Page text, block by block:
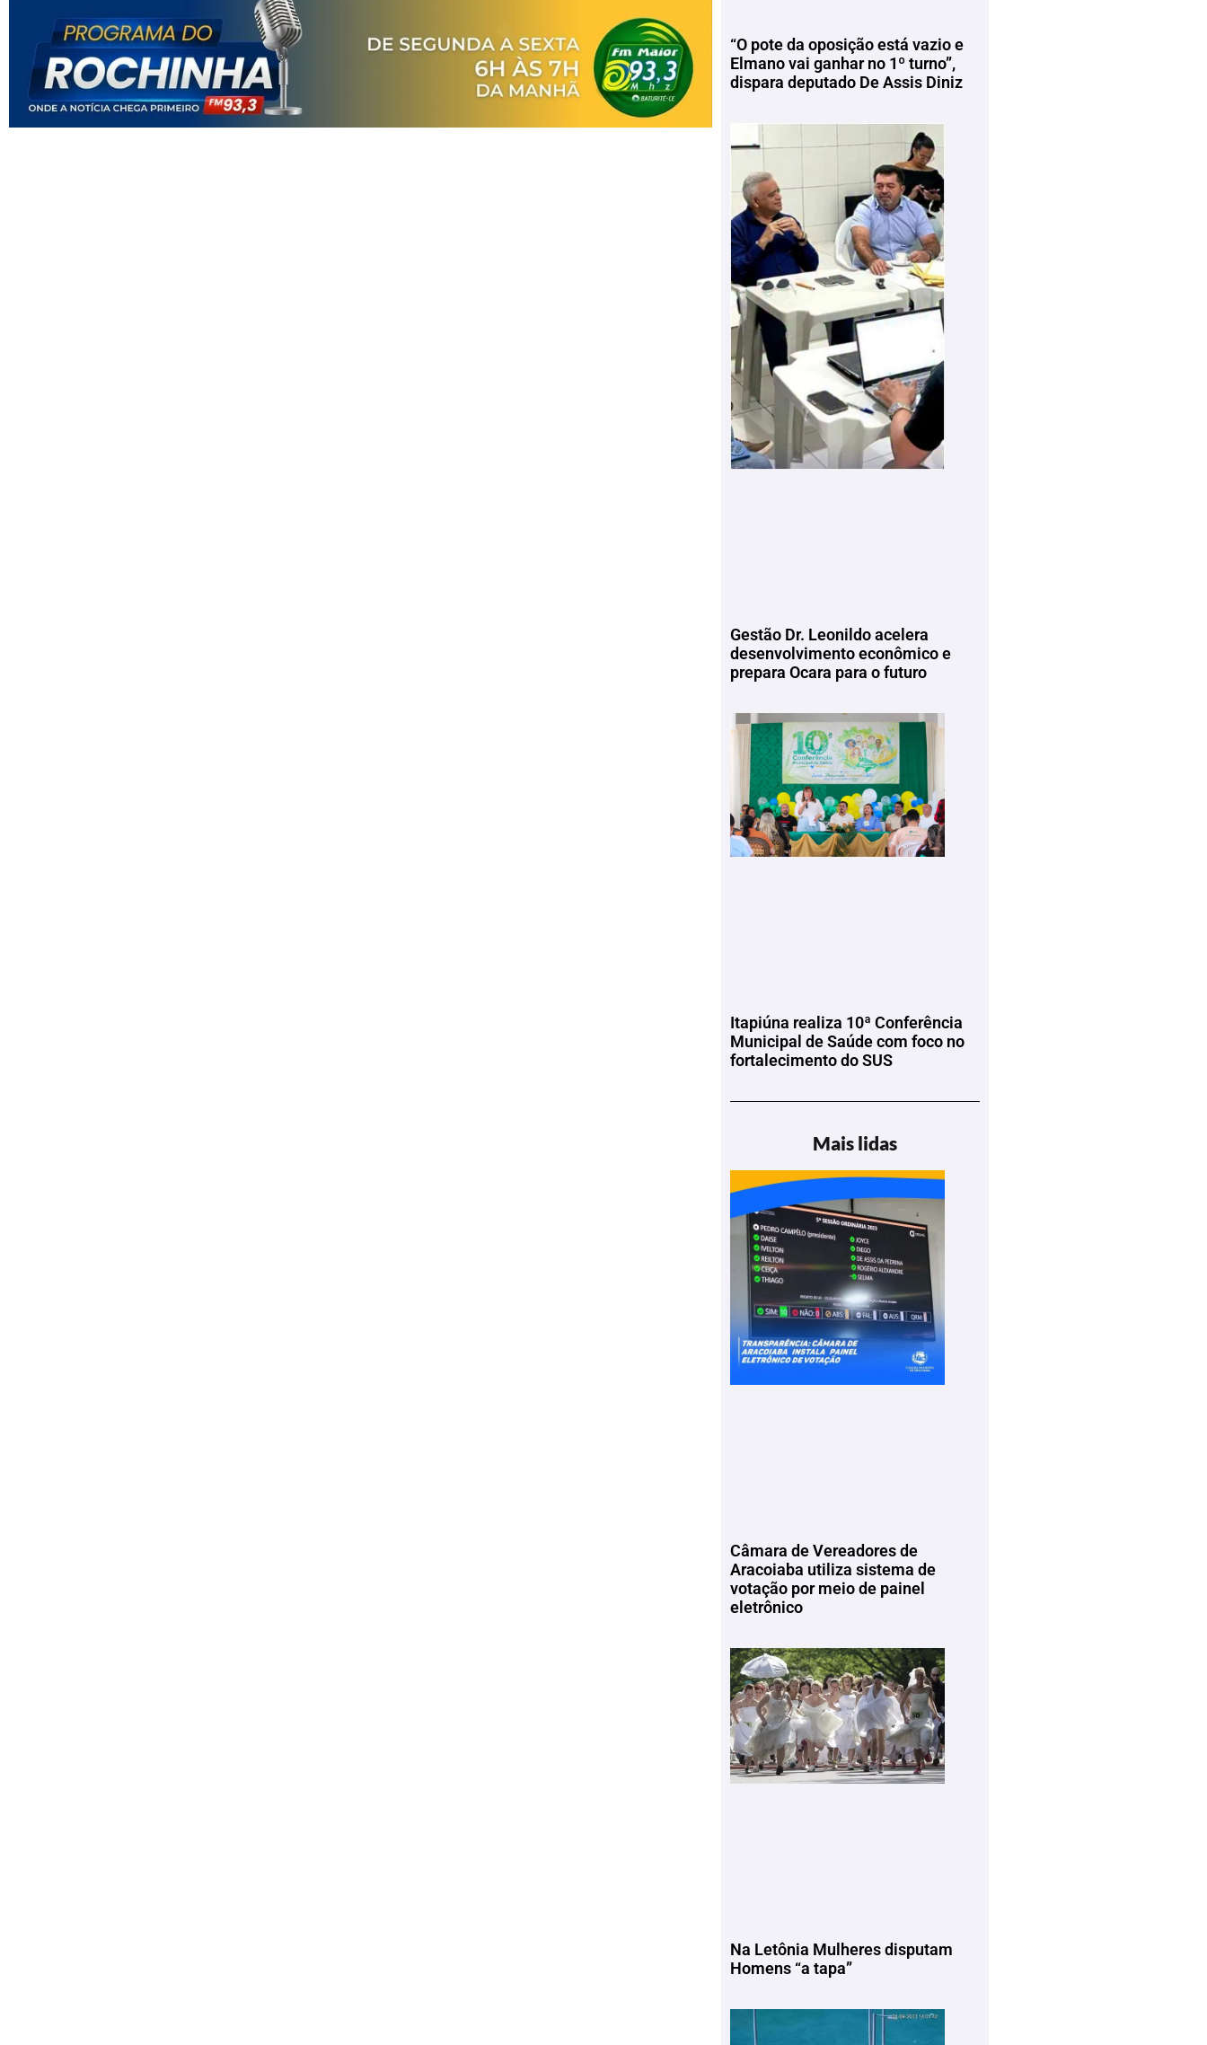
“O pote da oposição está vazio e
Elmano vai ganhar no 1º turno”,
dispara deputado De Assis Diniz
Gestão Dr. Leonildo acelera
desenvolvimento econômico e
prepara Ocara para o futuro
Itapiúna realiza 10ª Conferência
Municipal de Saúde com foco no
fortalecimento do SUS
Mais lidas
Câmara de Vereadores de
Aracoiaba utiliza sistema de
votação por meio de painel
eletrônico
Na Letônia Mulheres disputam
Homens “a tapa”